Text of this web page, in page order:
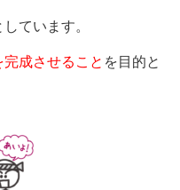
ています。
完成させること を目的と